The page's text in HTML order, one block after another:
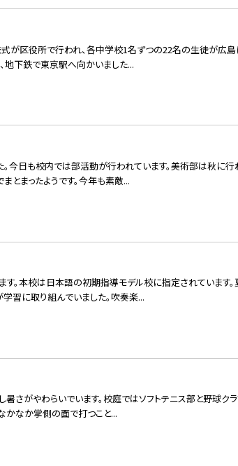
が区役所で行われ、各中学校1名ずつの22名の生徒が広島
地下鉄で東京駅へ向かいました...
た。今日も校内では部活動が行われています。美術部は秋
とまったようです。今年も素敵...
ます。本校は日本語の初期指導モデル校に指定されていま
習に取り組んでいました。吹奏楽...
暑さがやわらいでいます。校庭ではソフトテニス部と野球ク
かなか掌側の面で打つこと...